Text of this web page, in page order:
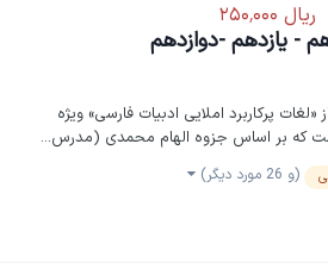
- یازدهم -دوازدهم
پرکاربرد املایی ادبیات فارسی» ویژه
که بر اساس جزوه الهام محمدی (مدرس...
(و 26 مورد دیگر)